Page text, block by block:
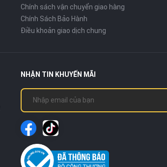
Chính sách vận chuyển giao hàng
Chính Sách Bảo Hành
Điều khoản giao dịch chung
NHẬN TIN KHUYẾN MÃI